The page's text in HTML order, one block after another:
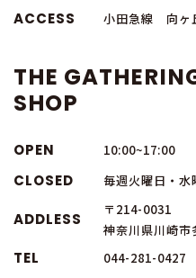
ACCESS 小田急線 向ヶ
THE
SHOP
OPEN 10:00~17:00
CLOSED 毎週火曜日・水
ADDLESS
〒214-0031
神奈川県川崎
TEL 044-281-0427